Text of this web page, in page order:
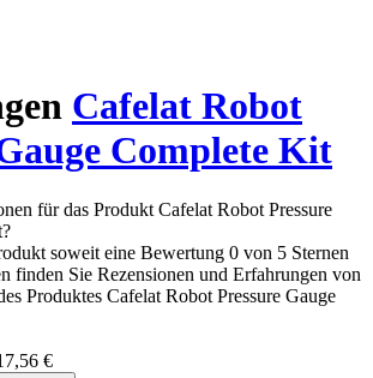
Cafelat Robot
Complete Kit
für das Produkt Cafelat Robot Pressure
soweit eine Bewertung 0 von 5 Sternen
finden Sie Rezensionen und Erfahrungen von
Produktes Cafelat Robot Pressure Gauge
€